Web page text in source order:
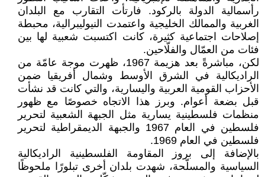
رأسمالية الدولة بالركود. فارتأت التقارب مع البلدان
الغربية والممالك الخليجية واعتمدت النيوليبرالية، محبطة
إصلاحات اجتماعية كثيرة، كانت اكتسبت شعبية لها بين
فئات من العمّال والفلّاحين.
لكن، مباشرةً بعد هزيمة 1967، ظهرت موجة عامّة من
الراديكالية في الشرق الأوسط وشمال أفريقيا ضمن
الأحزاب القومية العربية واليسارية، والتي كانت قد نشأت
قبل بضعة أعوام. وبرز هذا الاتجاه خصوصًا مع ظهور
منظمات فلسطينية يسارية مثل الجبهة الشعبية لتحرير
فلسطين في العام 1967 والجبهة الديمقراطية لتحرير
فلسطين في العام 1969.
بالإضافة إلى بروز المقاومة الفلسطينية الراديكالية
السياسية والمسلّحة، شهدت بلدان أخرى تبلورًا ملحوظًا